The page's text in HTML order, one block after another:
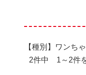
【種別】ワンち
2件中 1～2件